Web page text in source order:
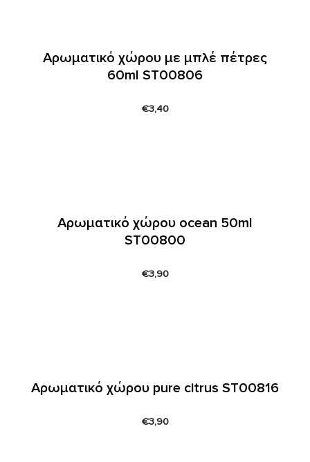
Αρωματικό χώρου με μπλέ πέτρες
60ml ST00806
€3,40
Αρωματικό χώρου ocean 50ml
ST00800
€3,90
Αρωματικό χώρου pure citrus ST00816
€3,90